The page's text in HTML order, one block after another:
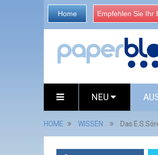
Home Empfehlen Sie Ihr
NEU
HOME WISSEN Das